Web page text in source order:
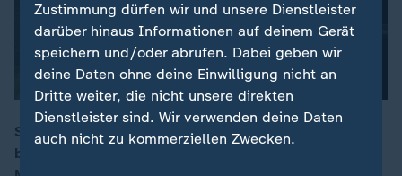
Sie stemmen Felsen, so schwer wie Kühlschränke. Die
baskischen Steinheberinnen gewinnen in Nordspanien
Zustimmung dürfen wir und unsere Dienstleister
darüber hinaus Informationen auf deinem Gerät
speichern und/oder abrufen. Dabei geben wir
deine Daten ohne deine Einwilligung nicht an
Dritte weiter, die nicht unsere direkten
Dienstleister sind. Wir verwenden deine Daten
auch nicht zu kommerziellen Zwecken.